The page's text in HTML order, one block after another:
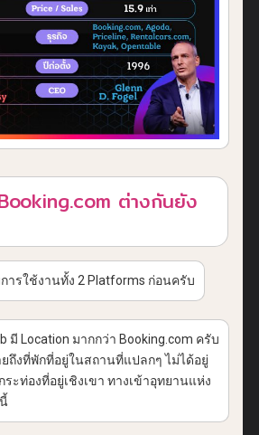
ต่างกันยัง
ารใช้งานทั้ง 2 Platforms ก่อนครับ
มี Location มากกว่า Booking.com ครับ
ถึงที่พักที่อยู่ในสถานที่แปลกๆ ไม่ได้อยู่
ระท่องที่อยู่เชิงเขา ทางเข้าอุทยานแห่ง